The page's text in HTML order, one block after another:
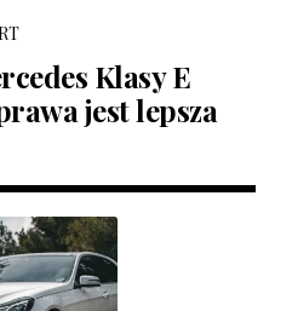
Klasy E
jest lepsza